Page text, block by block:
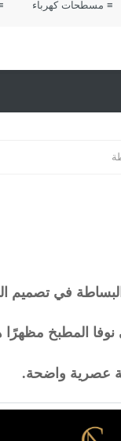
≡ مسطحات كهرباء
في تصميم
المطبخ مظهرًا
عصرية واضحة.